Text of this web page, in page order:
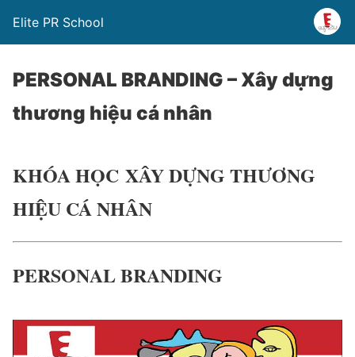
Elite PR School
PERSONAL BRANDING – Xây dựng
thương hiệu cá nhân
KHÓA HỌC XÂY DỰNG THƯƠNG
HIỆU CÁ NHÂN
PERSONAL BRANDING